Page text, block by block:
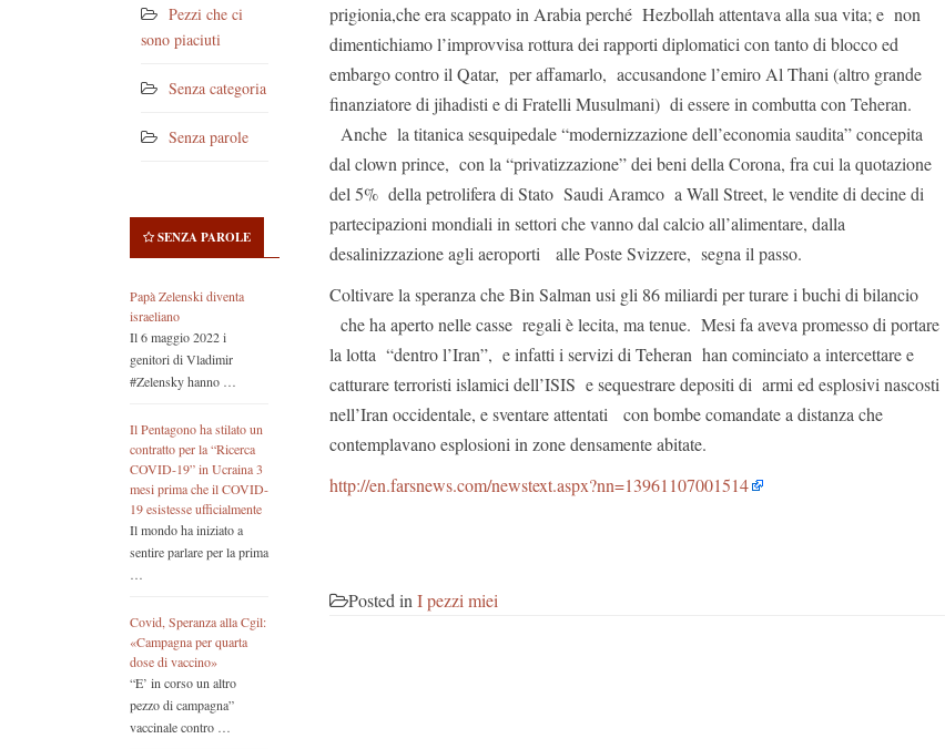
Pezzi che ci
sono piaciuti
Senza categoria
Senza parole
SENZA PAROLE
Papà Zelenski diventa
israeliano
Il 6 maggio 2022 i
genitori di Vladimir
#Zelensky hanno …
Il Pentagono ha stilato un
contratto per la “Ricerca
COVID-19” in Ucraina 3
mesi prima che il COVID-
19 esistesse ufficialmente
Il mondo ha iniziato a
sentire parlare per la prima
…
Covid, Speranza alla Cgil:
«Campagna per quarta
dose di vaccino»
“E’ in corso un altro
pezzo di campagna”
vaccinale contro …
prigionia,che era scappato in Arabia perché Hezbollah attentava alla sua vita; e non
dimentichiamo l’improvvisa rottura dei rapporti diplomatici con tanto di blocco ed
embargo contro il Qatar, per affamarlo, accusandone l’emiro Al Thani (altro grande
finanziatore di jihadisti e di Fratelli Musulmani) di essere in combutta con Teheran.
Anche la titanica sesquipedale “modernizzazione dell’economia saudita” concepita
dal clown prince, con la “privatizzazione” dei beni della Corona, fra cui la quotazione
del 5% della petrolifera di Stato Saudi Aramco a Wall Street, le vendite di decine di
partecipazioni mondiali in settori che vanno dal calcio all’alimentare, dalla
desalinizzazione agli aeroporti alle Poste Svizzere, segna il passo.
Coltivare la speranza che Bin Salman usi gli 86 miliardi per turare i buchi di bilancio
che ha aperto nelle casse regali è lecita, ma tenue. Mesi fa aveva promesso di portare
la lotta “dentro l’Iran”, e infatti i servizi di Teheran han cominciato a intercettare e
catturare terroristi islamici dell’ISIS e sequestrare depositi di armi ed esplosivi nascosti
nell’Iran occidentale, e sventare attentati con bombe comandate a distanza che
contemplavano esplosioni in zone densamente abitate.
http://en.farsnews.com/newstext.aspx?nn=13961107001514
Posted in I pezzi miei